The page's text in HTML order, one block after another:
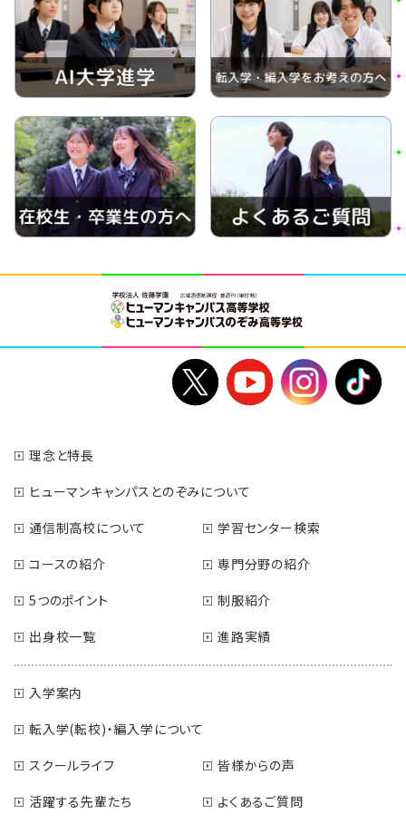
理念と特長
ヒューマンキャンパスとのぞみについて
通信制高校について
学習センター検索
コースの紹介
専門分野の紹介
5つのポイント
制服紹介
出身校一覧
進路実績
入学案内
転入学(転校)・編入学について
スクールライフ
皆様からの声
活躍する先輩たち
よくあるご質問